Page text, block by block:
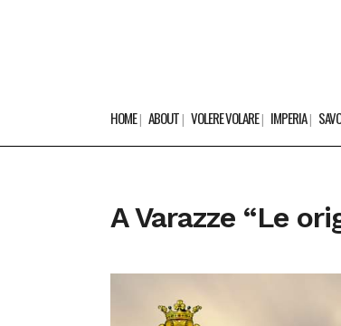
HOME ABOUT VOLERE VOLARE IMPERIA
A Varazze “Le